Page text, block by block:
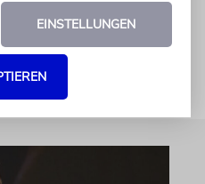
EINSTELLUNGEN